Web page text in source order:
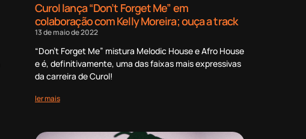
Curol lança “Don’t Forget Me” em
colaboração com Kelly Moreira; ouça a track
13 de maio de 2022
“Don’t Forget Me” mistura Melodic House e Afro House
e é, definitivamente, uma das faixas mais expressivas
da carreira de Curol!
ler mais